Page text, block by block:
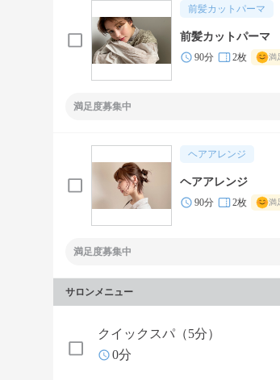
前髪カットパーマ
前髪カットパーマ
90分 2枚 満
満足度募集中
ヘアアレンジ
ヘアアレンジ
90分 2枚 満
満足度募集中
サロンメニュー
クイックスパ（5分）
0分